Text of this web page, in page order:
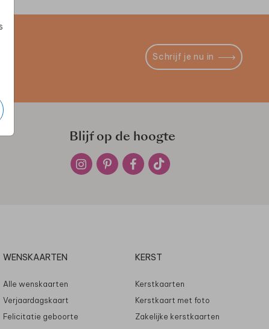
Schrijf je nu in
Blijf op de hoogte
WENSKAARTEN
Alle wenskaarten
Verjaardagskaart
Felicitatie geboorte
KERST
Kerstkaarten
Kerstkaart met foto
Zakelijke kerstkaarten